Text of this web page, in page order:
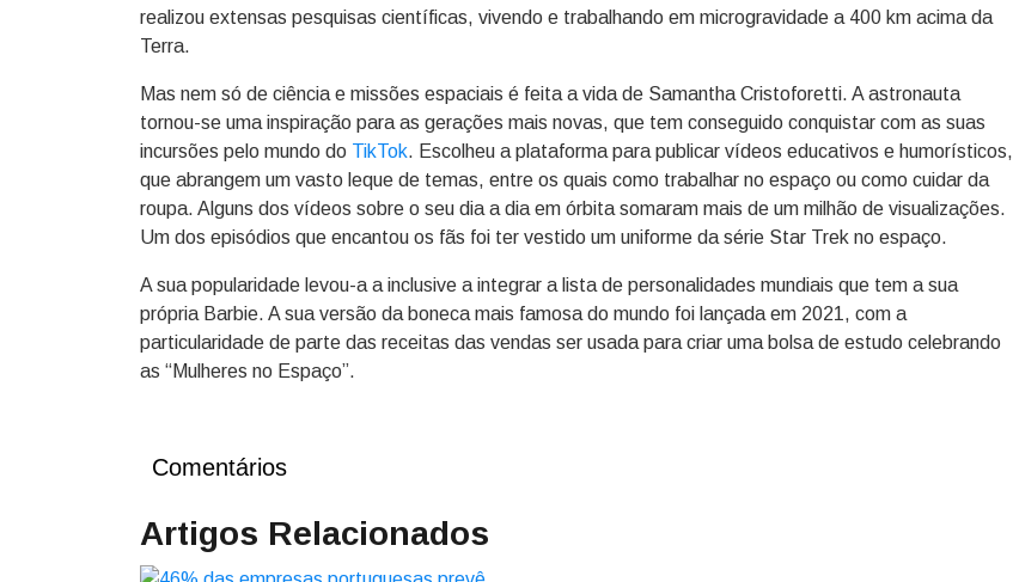
realizou extensas pesquisas científicas, vivendo e trabalhando em microgravidade a 400 km acima da
Terra.
Mas nem só de ciência e missões espaciais é feita a vida de Samantha Cristoforetti. A astronauta
tornou-se uma inspiração para as gerações mais novas, que tem conseguido conquistar com as suas
incursões pelo mundo do TikTok. Escolheu a plataforma para publicar vídeos educativos e humorísticos,
que abrangem um vasto leque de temas, entre os quais como trabalhar no espaço ou como cuidar da
roupa. Alguns dos vídeos sobre o seu dia a dia em órbita somaram mais de um milhão de visualizações.
Um dos episódios que encantou os fãs foi ter vestido um uniforme da série Star Trek no espaço.
A sua popularidade levou-a a inclusive a integrar a lista de personalidades mundiais que tem a sua
própria Barbie. A sua versão da boneca mais famosa do mundo foi lançada em 2021, com a
particularidade de parte das receitas das vendas ser usada para criar uma bolsa de estudo celebrando
as “Mulheres no Espaço”.
Comentários
Artigos Relacionados